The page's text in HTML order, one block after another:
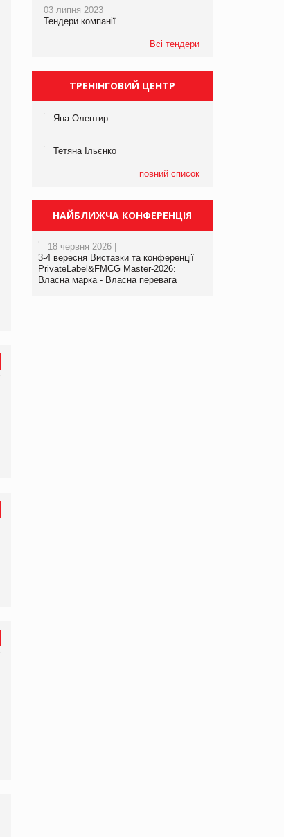
03 липня 2023
Тендери компанії
Всі тендери
ТРЕНІНГОВИЙ ЦЕНТР
Яна Олентир
Тетяна Ільєнко
повний список
НАЙБЛИЖЧА КОНФЕРЕНЦІЯ
18 червня 2026 |
3-4 вересня Виставки та конференції
PrivateLabel&FMCG Master-2026:
Власна марка - Власна перевага